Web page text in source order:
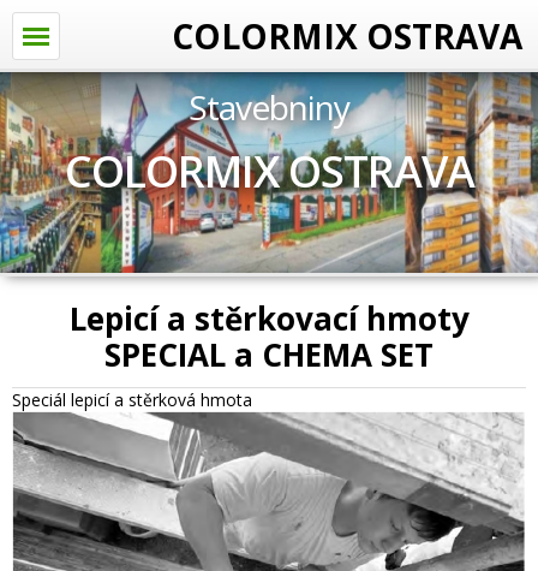
COLORMIX OSTRAVA
Stavebniny
COLORMIX OSTRAVA
Lepicí a stěrkovací hmoty
SPECIAL a CHEMA SET
Speciál lepicí a stěrková hmota